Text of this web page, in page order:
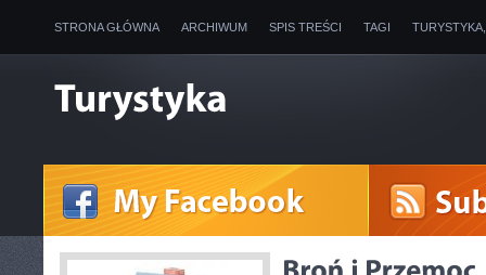
STRONA GŁÓWNA ARCHIWUM SPIS TREŚCI TAGI